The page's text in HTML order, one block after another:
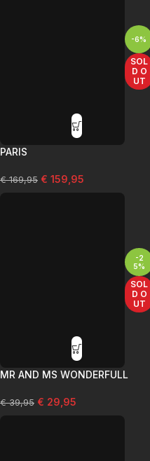
-6%
SOL
D O
UT
PARIS
€169,95 € 159,95
-2
5%
SOL
D O
UT
MR AND MS WONDERFULL
€39,95 € 29,95